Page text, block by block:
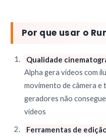
Por que usar o
Qualidade
Alpha gera vídeos com
movimento de câmera
geradores não
vídeos
Ferramentas de